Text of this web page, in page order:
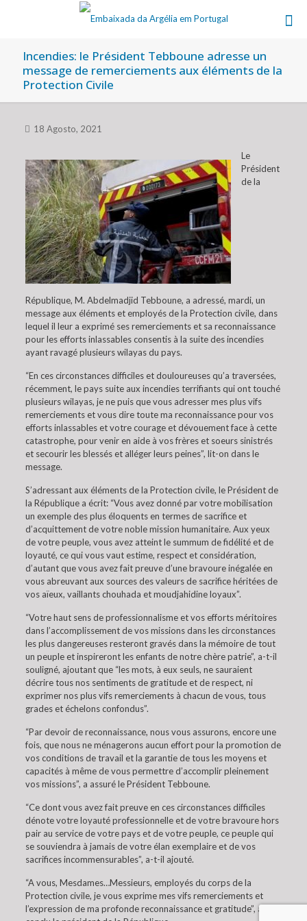
Incendies: le Président Tebboune adresse un
message de remerciements aux éléments de la
Protection Civile
18 Agosto, 2021
Le
Président
de la
République, M. Abdelmadjid Tebboune, a adressé, mardi, un
message aux éléments et employés de la Protection civile, dans
lequel il leur a exprimé ses remerciements et sa reconnaissance
pour les efforts inlassables consentis à la suite des incendies
ayant ravagé plusieurs wilayas du pays.
“En ces circonstances difficiles et douloureuses qu’a traversées,
récemment, le pays suite aux incendies terrifiants qui ont touché
plusieurs wilayas, je ne puis que vous adresser mes plus vifs
remerciements et vous dire toute ma reconnaissance pour vos
efforts inlassables et votre courage et dévouement face à cette
catastrophe, pour venir en aide à vos frères et soeurs sinistrés
et secourir les blessés et alléger leurs peines”, lit-on dans le
message.
S’adressant aux éléments de la Protection civile, le Président de
la République a écrit: “Vous avez donné par votre mobilisation
un exemple des plus éloquents en termes de sacrifice et
d’acquittement de votre noble mission humanitaire. Aux yeux
de votre peuple, vous avez atteint le summum de fidélité et de
loyauté, ce qui vous vaut estime, respect et considération,
d’autant que vous avez fait preuve d’une bravoure inégalée en
vous abreuvant aux sources des valeurs de sacrifice héritées de
vos aïeux, vaillants chouhada et moudjahidine loyaux”.
“Votre haut sens de professionnalisme et vos efforts méritoires
dans l’accomplissement de vos missions dans les circonstances
les plus dangereuses resteront gravés dans la mémoire de tout
un peuple et inspireront les enfants de notre chère patrie”, a-t-il
souligné, ajoutant que “les mots, à eux seuls, ne sauraient
décrire tous nos sentiments de gratitude et de respect, ni
exprimer nos plus vifs remerciements à chacun de vous, tous
grades et échelons confondus”.
“Par devoir de reconnaissance, nous vous assurons, encore une
fois, que nous ne ménagerons aucun effort pour la promotion de
vos conditions de travail et la garantie de tous les moyens et
capacités à même de vous permettre d’accomplir pleinement
vos missions”, a assuré le Président Tebboune.
“Ce dont vous avez fait preuve en ces circonstances difficiles
dénote votre loyauté professionnelle et de votre bravoure hors
pair au service de votre pays et de votre peuple, ce peuple qui
se souviendra à jamais de votre élan exemplaire et de vos
sacrifices incommensurables”, a-t-il ajouté.
“A vous, Mesdames…Messieurs, employés du corps de la
Protection civile, je vous exprime mes vifs remerciements et
l’expression de ma profonde reconnaissance et gratitude”, a